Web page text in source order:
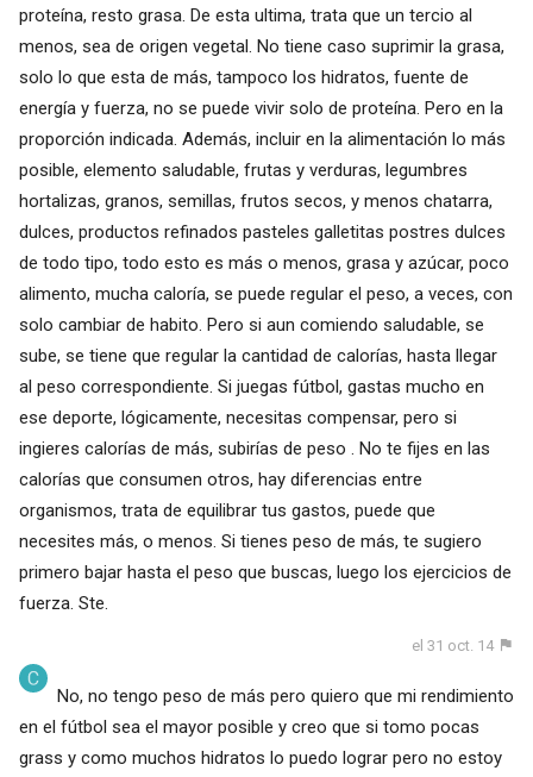
proteína, resto grasa. De esta ultima, trata que un tercio al
menos, sea de origen vegetal. No tiene caso suprimir la grasa,
solo lo que esta de más, tampoco los hidratos, fuente de
energía y fuerza, no se puede vivir solo de proteína. Pero en la
proporción indicada. Además, incluir en la alimentación lo más
posible, elemento saludable, frutas y verduras, legumbres
hortalizas, granos, semillas, frutos secos, y menos chatarra,
dulces, productos refinados pasteles galletitas postres dulces
de todo tipo, todo esto es más o menos, grasa y azúcar, poco
alimento, mucha caloría, se puede regular el peso, a veces, con
solo cambiar de habito. Pero si aun comiendo saludable, se
sube, se tiene que regular la cantidad de calorías, hasta llegar
al peso correspondiente. Si juegas fútbol, gastas mucho en
ese deporte, lógicamente, necesitas compensar, pero si
ingieres calorías de más, subirías de peso . No te fijes en las
calorías que consumen otros, hay diferencias entre
organismos, trata de equilibrar tus gastos, puede que
necesites más, o menos. Si tienes peso de más, te sugiero
primero bajar hasta el peso que buscas, luego los ejercicios de
fuerza. Ste.
el 31 oct. 14
No, no tengo peso de más pero quiero que mi rendimiento
en el fútbol sea el mayor posible y creo que si tomo pocas
grass y como muchos hidratos lo puedo lograr pero no estoy